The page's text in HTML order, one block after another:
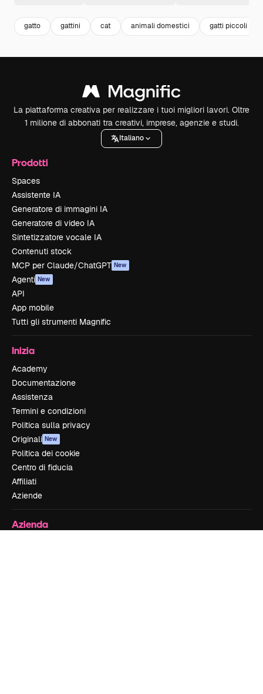
gatto gattini cat animali domestici gatti piccoli
La piattaforma creativa per realizzare i tuoi migliori lavori. Oltre
1 milione di abbonati tra creativi, imprese, agenzie e studi.
Italiano
Prodotti
Spaces
Assistente IA
Generatore di immagini IA
Generatore di video IA
Sintetizzatore vocale IA
Contenuti stock
MCP per Claude/ChatGPT New
Agenti New
API
App mobile
Tutti gli strumenti Magnific
Inizia
Academy
Documentazione
Assistenza
Termini e condizioni
Politica sulla privacy
Originali New
Politica dei cookie
Centro di fiducia
Affiliati
Aziende
Azienda